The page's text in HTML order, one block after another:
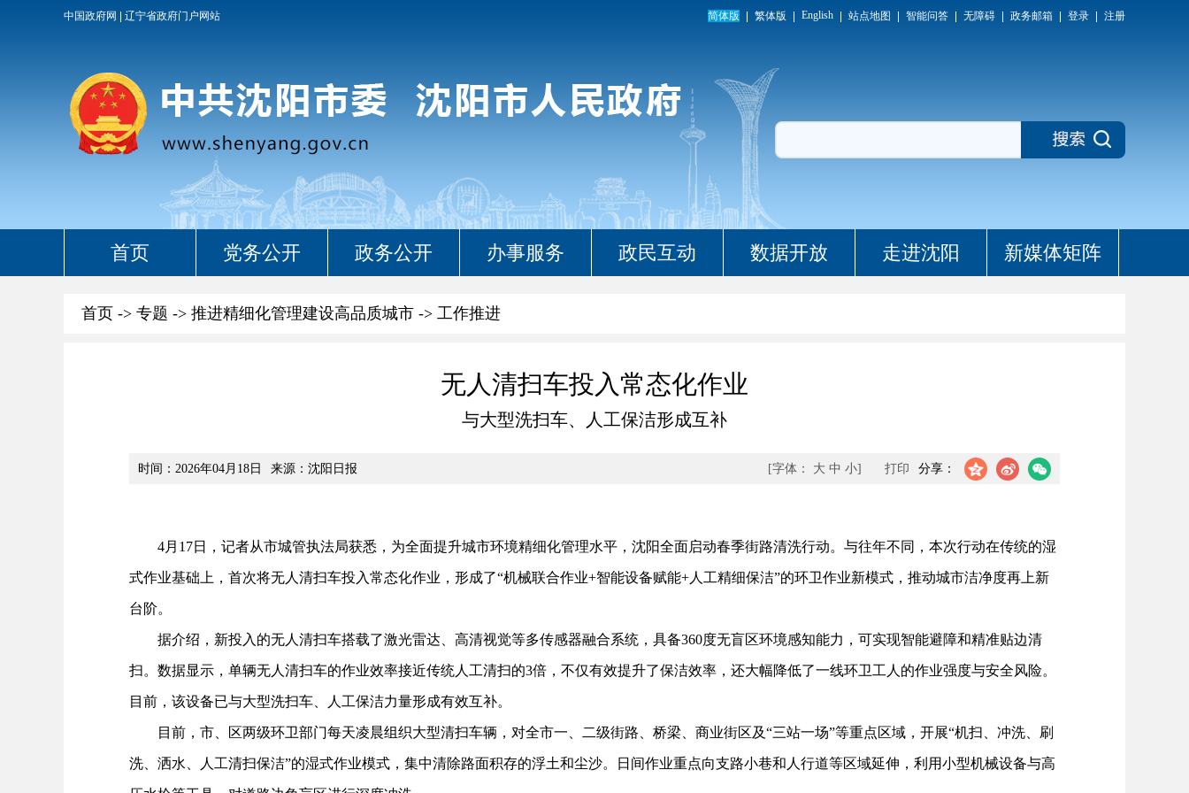
中国政府网 辽宁省政府门户网站 简体版 繁体版 English 站点地图 智能问答 无障碍 政务邮箱 登录 注册
首页 党务公开 政务公开 办事服务 政民互动 数据开放 走进沈阳 新媒体矩阵
首页 -> 专题 -> 推进精细化管理建设高品质城市 -> 工作推进
无人清扫车投入常态化作业
与大型洗扫车、人工保洁形成互补
时间：2026年04月18日 来源：沈阳日报 分享：
[字体： 大 中 小] 打印
4月17日，记者从市城管执法局获悉，为全面提升城市环境精细化管理水平，沈阳全面启动春季街路清洗行动。与往年不同，本次行动在传统的湿
式作业基础上，首次将无人清扫车投入常态化作业，形成了“机械联合作业+智能设备赋能+人工精细保洁”的环卫作业新模式，推动城市洁净度再上新
台阶。
据介绍，新投入的无人清扫车搭载了激光雷达、高清视觉等多传感器融合系统，具备360度无盲区环境感知能力，可实现智能避障和精准贴边清
扫。数据显示，单辆无人清扫车的作业效率接近传统人工清扫的3倍，不仅有效提升了保洁效率，还大幅降低了一线环卫工人的作业强度与安全风险。
目前，该设备已与大型洗扫车、人工保洁力量形成有效互补。
目前，市、区两级环卫部门每天凌晨组织大型清扫车辆，对全市一、二级街路、桥梁、商业街区及“三站一场”等重点区域，开展“机扫、冲洗、刷
洗、洒水、人工清扫保洁”的湿式作业模式，集中清除路面积存的浮土和尘沙。日间作业重点向支路小巷和人行道等区域延伸，利用小型机械设备与高